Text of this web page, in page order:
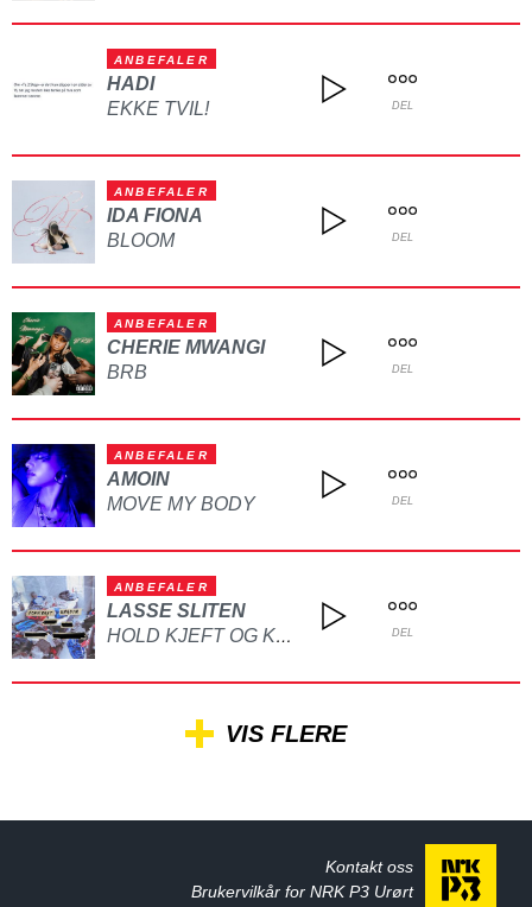
ANBEFALER
HADI
EKKE TVIL!
DEL
ANBEFALER
IDA FIONA
BLOOM
DEL
ANBEFALER
CHERIE MWANGI
BRB
DEL
ANBEFALER
AMOIN
MOVE MY BODY
DEL
ANBEFALER
LASSE SLITEN
HOLD KJEFT OG KYSS MEG DEL
VIS FLERE
Kontakt oss
Brukervilkår for NRK P3 Urørt